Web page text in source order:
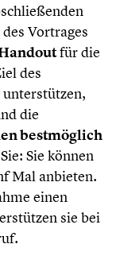
Vortrages
für die
des
unterstützen,
die
bestmöglich
Sie können
Mal anbieten.
einen
sie bei